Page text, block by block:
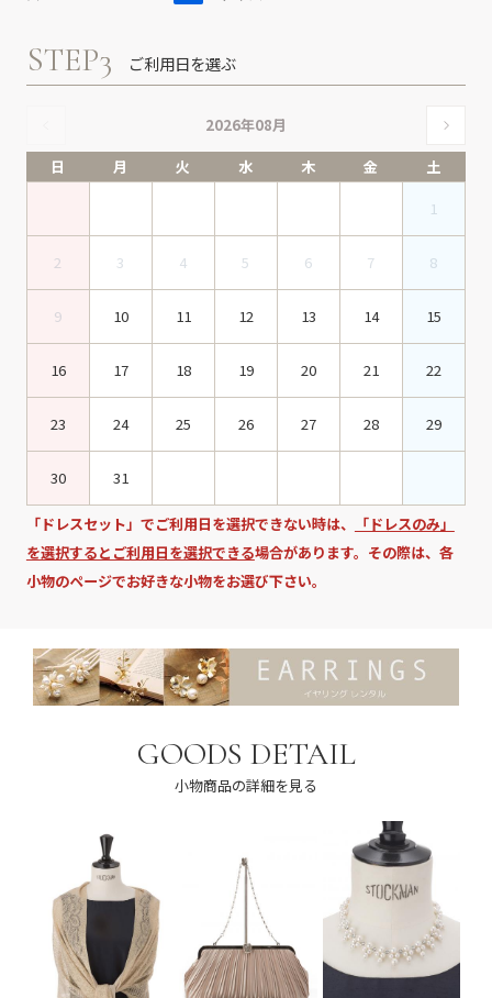
STEP3 ご利用日を選ぶ
2026年08月
日
月 火 水 木 金
土
1
2 3 4 5 6 7 8
9 10 11 12 13 14 15
16 17 18 19 20 21 22
23 24 25 26 27 28 29
30 31
「ドレスセット」でご利用日を選択できない時は、
「ドレスのみ」
を選択するとご利用日を選択できる場合があります。その際は、各
小物のページでお好きな小物をお選び下さい。
GOODS DETAIL
小物商品の詳細を見る